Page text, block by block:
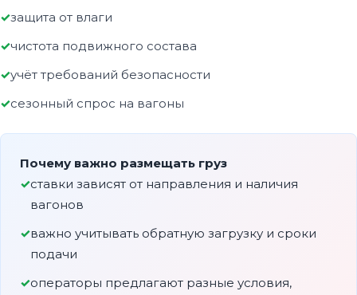
защита от влаги
чистота подвижного состава
учёт требований безопасности
сезонный спрос на вагоны
Почему важно размещать груз
ставки зависят от направления и наличия
вагонов
важно учитывать обратную загрузку и сроки
подачи
операторы предлагают разные условия,